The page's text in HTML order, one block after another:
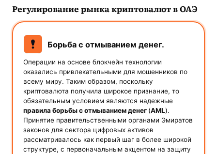
Регулирование рынка криптовалют в ОАЭ
Борьба с отмыванием денег.
Операции на основе блокчейн технологии
оказались привлекательными для мошенников по
всему миру. Таким образом, поскольку
криптовалюта получила широкое признание, то
обязательным условием являются надежные
правила борьбы с отмыванием денег (AML).
Принятие правительственными органами Эмиратов
законов для сектора цифровых активов
рассматривалось как первый шаг в более широкой
структуре, с первоначальным акцентом на защиту